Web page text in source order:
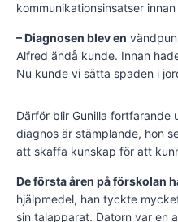
kommunikationsinsatser
– Diagnosen blev en
Alfred ändå kunde. Innan
Nu kunde vi sätta spaden i
Därför blir Gunilla
diagnos är stämplande, hon
att skaffa kunskap för att
De första åren på förskolan
hjälpmedel, han tyckte
sin talapparat. Datorn var en